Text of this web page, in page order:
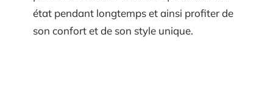
état pendant longtemps et ainsi profiter de
son confort et de son style unique.